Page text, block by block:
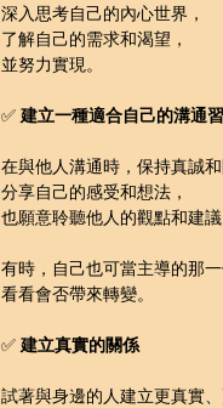
深入思考自己的內心世界，
了解自己的需求和渴望，
並努力實現。
✅ 建立一種適合自己的溝通
在與他人溝通時，保持真誠和
分享自己的感受和想法，
也願意聆聽他人的觀點和建議
有時，自己也可當主導的那一
看看會否帶來轉變。
✅ 建立真實的關係
試著與身邊的人建立更真實